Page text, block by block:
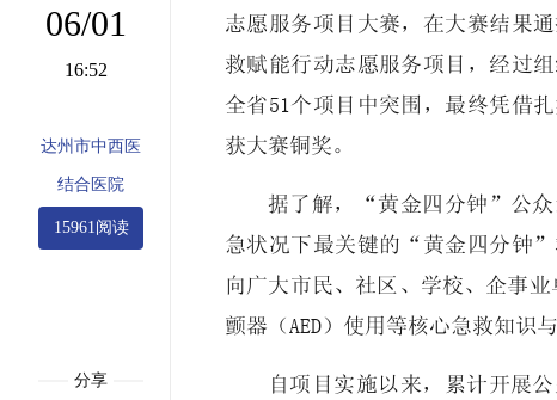
06/01
16:52
达州市中西医
结合医院
15961阅读
分享
志愿服务项目大赛，在大赛结果
救赋能行动志愿服务项目，经过
全省51个项目中突围，最终凭借
获大赛铜奖。
据了解，“黄金四分钟”公众
急状况下最关键的“黄金四分钟
向广大市民、社区、学校、企事
颤器（AED）使用等核心急救知识与
自项目实施以来，累计开展